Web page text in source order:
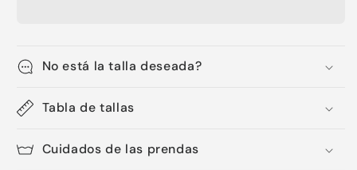
No está la talla deseada?
Tabla de tallas
Cuidados de las prendas